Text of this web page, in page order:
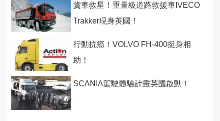
貨車救星！重量級道路救援車IVECO
Trakker現身英國！
行動抗癌！VOLVO FH-400挺身相
助！
SCANIA駕駛體驗計畫英國啟動！